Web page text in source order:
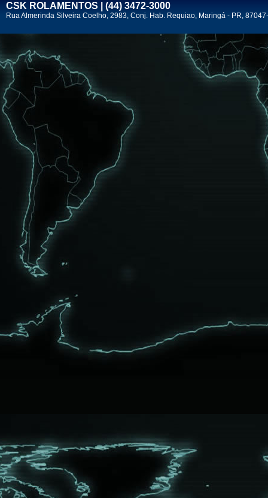
CSK ROLAMENTOS | (44) 3472-3000
Rua Almerinda Silveira Coelho, 2983, Conj. Hab. Requiao, Maringá - PR,